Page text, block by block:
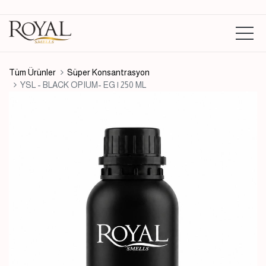
Tüm Ürünler
Süper Konsantrasyon
YSL - BLACK OPIUM- EG | 250 ML